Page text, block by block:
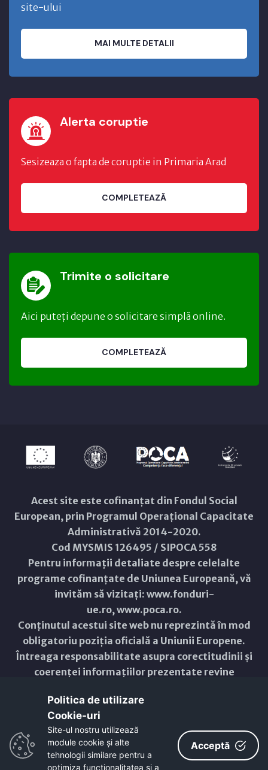
site-ului
MAI MULTE DETALII
Alerta coruptie
Sesizeaza o fapta de coruptie in Primaria Arad
COMPLETEAZĂ
Trimite o solicitare
Aici puteți depune o solicitare simplă online.
COMPLETEAZĂ
Acest site este cofinanțat din Fondul Social
European, prin Programul Operațional Capacitate
Administrativă 2014-2020.
Cod MYSMIS 126495 / SIPOCA 558
Pentru informații detaliate despre celelalte
programe cofinanțate de Uniunea Europeană, vă
invităm să vizitați: www.fonduri-
ue.ro,www.poca.ro.
Conținutul acestui site web nu reprezintă în mod
obligatoriu poziția oficială a Uniunii Europene.
Întreaga responsabilitate asupra corectitudinii și
coerenței informațiilor prezentate revine
Copyright © 2021 - 2026 -
ResponsiveVoice
Non-Commercial License
Politica de utilizare
Cookie-uri‎
Site-ul nostru utilizează
module cookie și alte
tehnologii similare pentru a
optimiza funcţionalitatea si a
Acceptă